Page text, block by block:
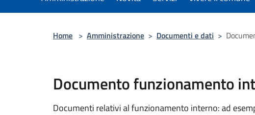
Home > Amministrazione > Documenti e dati >
Documento funzionamento
Documenti relativi al funzionamento interno: ad